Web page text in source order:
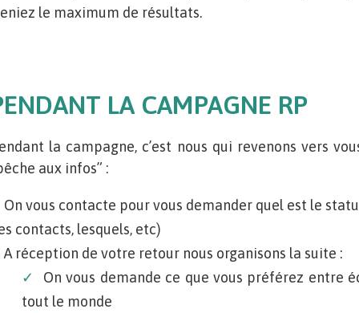
le maximum de résultats.
LA CAMPAGNE RP
la campagne, c’est nous qui revenons vers
aux infos” :
On vous contacte pour vous demander quel est le
contacts, lesquels, etc)
A réception de votre retour nous organisons la suite :
On vous demande ce que vous préférez entre
tout le monde